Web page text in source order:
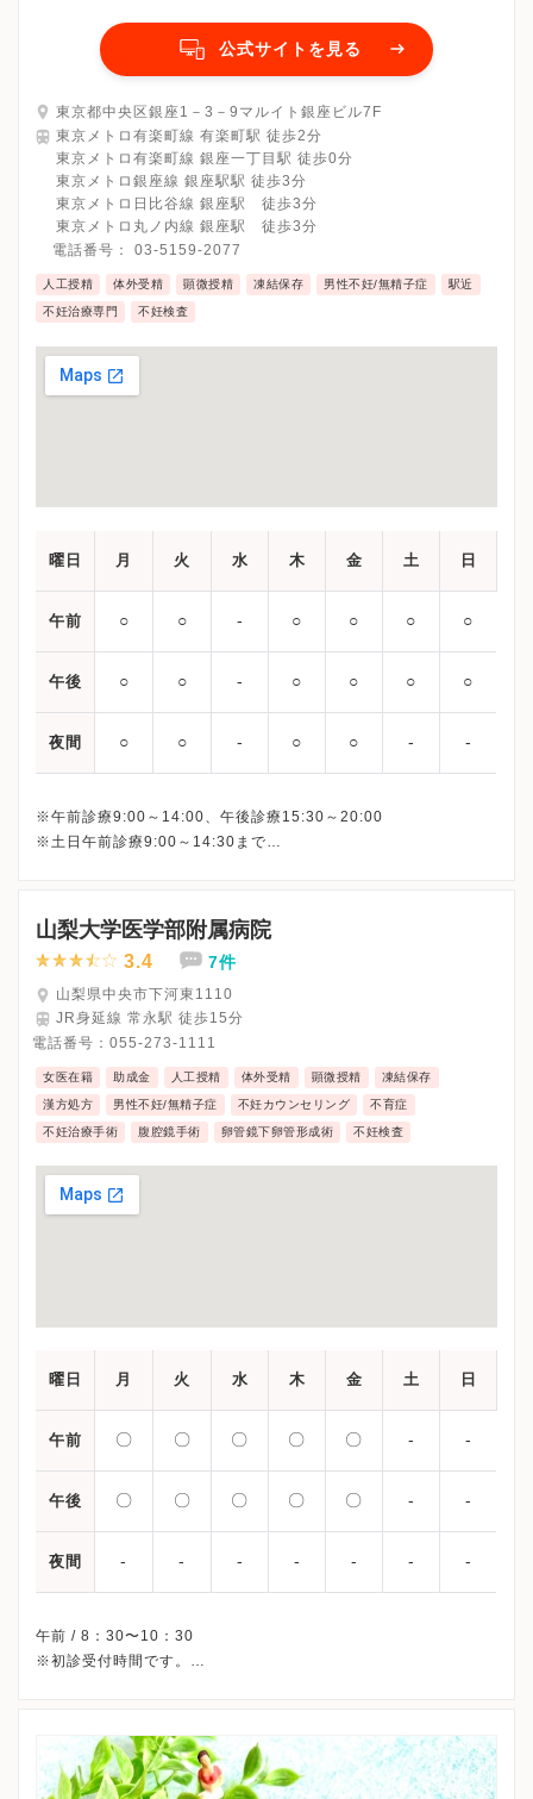
公式サイトを見る
東京都中央区銀座1－3－9マルイト銀座ビル7F
東京メトロ有楽町線 有楽町駅 徒歩2分
東京メトロ有楽町線 銀座一丁目駅 徒歩0分
東京メトロ銀座線 銀座駅駅 徒歩3分
東京メトロ日比谷線 銀座駅 徒歩3分
東京メトロ丸ノ内線 銀座駅 徒歩3分
電話番号： 03-5159-2077
人工授精 体外受精 顕微授精 凍結保存 男性不妊/無精子症 駅近
不妊治療専門 不妊検査
曜日 月 火 水 木 金 土 日
午前 ○ ○ ‐ ○ ○ ○ ○
午後 ○ ○ ‐ ○ ○ ○ ○
夜間 ○ ○ ‐ ○ ○ ‐ ‐
※午前診療9:00～14:00、午後診療15:30～20:00
※土日午前診療9:00～14:30まで
平日午後：19:30
土日： 14:00
山梨大学医学部附属病院
3.4 7件
山梨県中央市下河東1110
JR身延線 常永駅 徒歩15分
電話番号： 055-273-1111
女医在籍 助成金 人工授精 体外受精 顕微授精 凍結保存
漢方処方 男性不妊/無精子症 不妊カウンセリング 不育症
不妊治療手術 腹腔鏡手術 卵管鏡下卵管形成術 不妊検査
曜日 月 火 水 木 金 土 日
午前 〇 〇 〇 〇 〇 - -
午後 〇 〇 〇 〇 〇 - -
夜間 - - - - - - -
午前 / 8：30〜10：30
※初診受付時間です。